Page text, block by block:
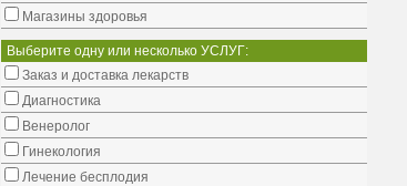
Магазины здоровья
Выберите одну или несколько УСЛУГ:
Заказ и доставка лекарств
Диагностика
Венеролог
Гинекология
Лечение бесплодия